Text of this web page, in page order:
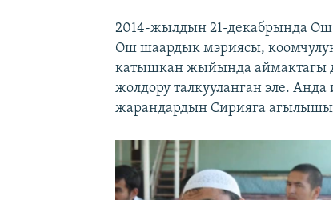
2014-жылдын 21-декабрында Ош
Ош шаардык мэриясы,
катышкан жыйында аймактагы
жолдору талкууланган эле.
жарандардын Сирияга